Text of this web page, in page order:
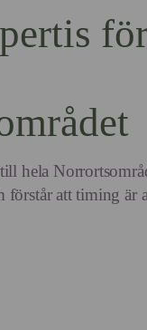
hela
förstår att timing är